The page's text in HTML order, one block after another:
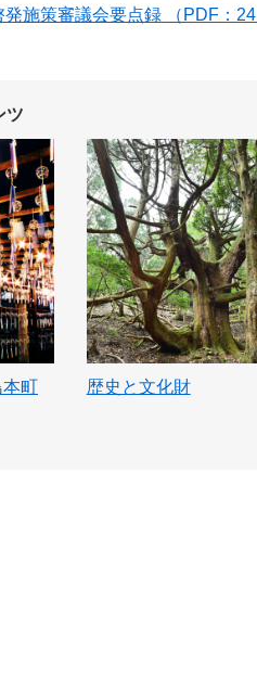
施策審議会要点録 （PDF：
ツ
本町
歴史と文化財